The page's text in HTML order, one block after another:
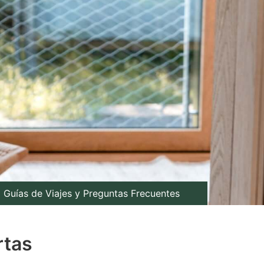
Guías de Viajes y Preguntas Frecuentes